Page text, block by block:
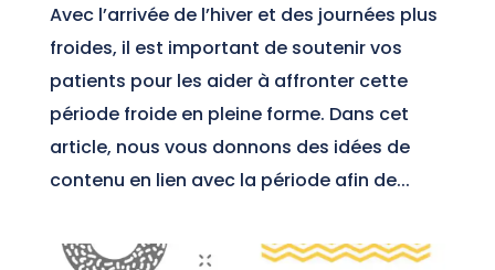
Avec l’arrivée de l’hiver et des journées plus
froides, il est important de soutenir vos
patients pour les aider à affronter cette
période froide en pleine forme. Dans cet
article, nous vous donnons des idées de
contenu en lien avec la période afin de...